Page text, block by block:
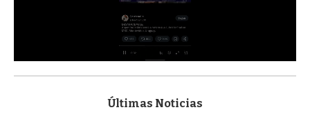
s
Últimas Noticias